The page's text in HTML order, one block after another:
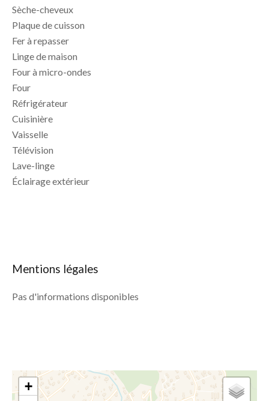
Sèche-cheveux
Plaque de cuisson
Fer à repasser
Linge de maison
Four à micro-ondes
Four
Réfrigérateur
Cuisinière
Vaisselle
Télévision
Lave-linge
Éclairage extérieur
Mentions légales
Pas d'informations disponibles
+